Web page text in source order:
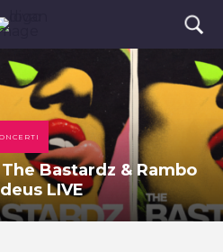
Bastardz & Rambo
LIVE